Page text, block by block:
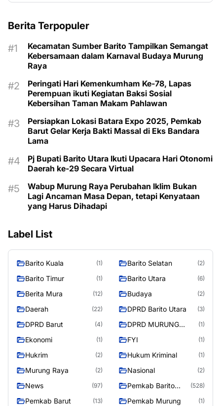
Berita Terpopuler
Kecamatan Sumber Barito Tampilkan Semangat
Kebersamaan dalam Karnaval Budaya Murung
Raya
Peringati Hari Kemenkumham Ke-78, Lapas
Perempuan ikuti Kegiatan Baksi Sosial
Kebersihan Taman Makam Pahlawan
Persiapkan Lokasi Batara Expo 2025, Pemkab
Barut Gelar Kerja Bakti Massal di Eks Bandara
Lama
Pj Bupati Barito Utara Ikuti Upacara Hari Otonomi
Daerah ke-29 Secara Virtual
Wabup Murung Raya Perubahan Iklim Bukan
Lagi Ancaman Masa Depan, tetapi Kenyataan
yang Harus Dihadapi
Label List
Barito Kuala (1) Barito Selatan (2)
Barito Timur (1) Barito Utara (6)
Berita Mura (12) Budaya (2)
Daerah (22) DPRD Barito Utara (3)
DPRD Barut (4)
DPRD MURUNG
(1)
Ekonomi (1) FYI (1)
Hukrim (2) Hukum Kriminal (1)
Murung Raya (2) Nasional (2)
News (97)
Pemkab Barito
(528)
Pemkab Barut (13) Pemkab Murung (1)